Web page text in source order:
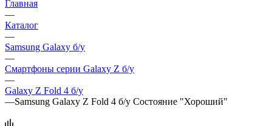
Главная
—
Каталог
—
Samsung Galaxy б/у
—
Смартфоны серии Galaxy Z б/у
—
Galaxy Z Fold 4 б/у
—Samsung Galaxy Z Fold 4 б/у Состояние "Хороший"